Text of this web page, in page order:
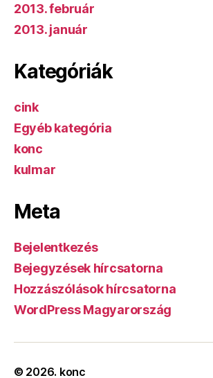
2013. február
2013. január
Kategóriák
cink
Egyéb kategória
konc
kulmar
Meta
Bejelentkezés
Bejegyzések hírcsatorna
Hozzászólások hírcsatorna
WordPress Magyarország
© 2026. konc